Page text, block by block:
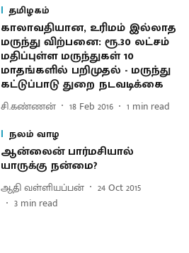
தமிழகம்
காலாவதியான, உரிமம் இல்லாத
மருந்து விற்பனை : ரூ.30 லட்சம்
மதிப்புள்ள மருந்துகள் 10
மாதங்களில் பறிமுதல் - மருந்து
கட்டுப்பாடு துறை நடவடிக்கை
சி.கண்ணன் 18 Feb 2016 1 min read
நலம் வாழ
ஆன்லைன் பார்மசியால்
யாருக்கு நன்மை?
ஆதி வள்ளியப்பன்
24 Oct 2015
3 min read